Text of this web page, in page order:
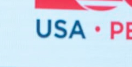
con el
o al